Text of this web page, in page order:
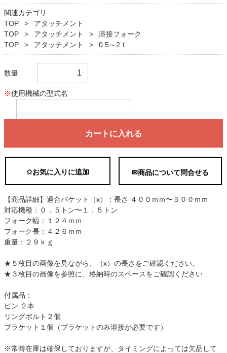
関連カテゴリ
TOP
アタッチメント
TOP
アタッチメント
溶接フォーク
TOP
アタッチメント 0.5～2ｔ
数量
※使用機械の型式名
カートに入れる
✩お気に入りに追加 ✉商品について問合せる
【商品詳細】適合バケット（x）：長さ ４００ｍｍ〜５００ｍｍ
対応機種：０．５トン〜１．５トン
フォーク幅：１２４ｍｍ
フォーク長：４２６ｍｍ
重量：２９ｋｇ
★５枚目の画像を見ながら、（x）の長さをご確認ください。
★３枚目の画像を参照に、格納時のスペースをご確認ください
付属品：
ピン ２本
リングボルト２個
ブラケット１個（ブラケットのみ溶接が必要です）
※常時在庫は確保しておりますが、タイミングによっては欠品して